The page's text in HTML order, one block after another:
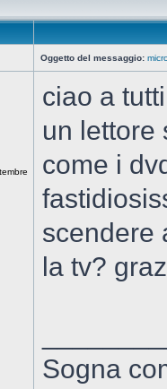
Oggetto del messaggio:
ciao a
un lettore
come i
scendere
la tv?
Sogna